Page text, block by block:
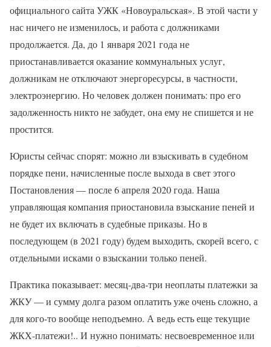
официального сайта УЖК «Новоуральская». В этой части у
нас ничего не изменилось, и работа с должниками
продолжается. Да, до 1 января 2021 года не
приостанавливается оказание коммунальных услуг,
должникам не отключают энергоресурсы, в частности,
электроэнергию. Но человек должен понимать: про его
задолженность никто не забудет, она ему не спишется и не
простится.
Юристы сейчас спорят: можно ли взыскивать в судебном
порядке пени, начисленные после выхода в свет этого
Постановления — после 6 апреля 2020 года. Наша
управляющая компания приостановила взыскание пеней и
не будет их включать в судебные приказы. Но в
последующем (в 2021 году) будем выходить, скорей всего, с
отдельными исками о взыскании только пеней.
Практика показывает: месяц-два-три неоплаты платежки за
ЖКУ — и сумму долга разом оплатить уже очень сложно, а
для кого-то вообще неподъемно. А ведь есть еще текущие
ЖКХ-платежи!.. И нужно понимать: несвоевременное или